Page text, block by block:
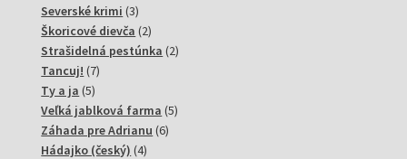
produkty
Severské krimi 33
produkty
Škoricové dievča 22
produkty
Strašidelná pestúnka 22
Tancuj! 77
Ty a ja 55
produktov
Veľká jablková farma 55
Záhada pre Adrianu 66
Hádajko (český) 44